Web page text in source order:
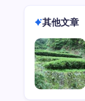
其他文章